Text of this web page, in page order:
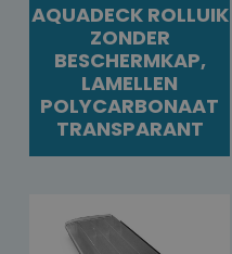
AQUADECK ROLLUIK
ZONDER
BESCHERMKAP,
LAMELLEN
POLYCARBONAAT
TRANSPARANT